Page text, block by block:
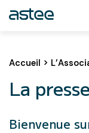
Accueil >
La presse
Bienvenue